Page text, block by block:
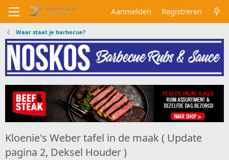
Aanmelden Registreren
Waar staat je barbecue?
Kloenie's Weber tafel in de maak ( Update
pagina 2, Deksel Houder )